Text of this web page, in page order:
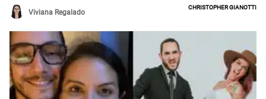
Viviana Regalado
Christopher Gianotti